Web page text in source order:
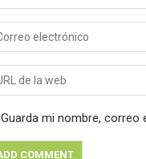
Guarda mi nombre, correo